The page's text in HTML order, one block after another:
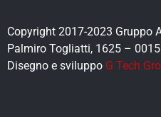
Copyright 2017-2023 Gruppo
Palmiro Togliatti, 1625 –
Disegno e sviluppo G Tech